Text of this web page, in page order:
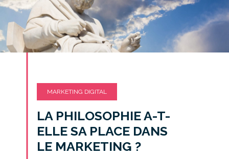
MARKETING DIGITAL
LA PHILOSOPHIE A-T-
ELLE SA PLACE DANS
LE MARKETING ?